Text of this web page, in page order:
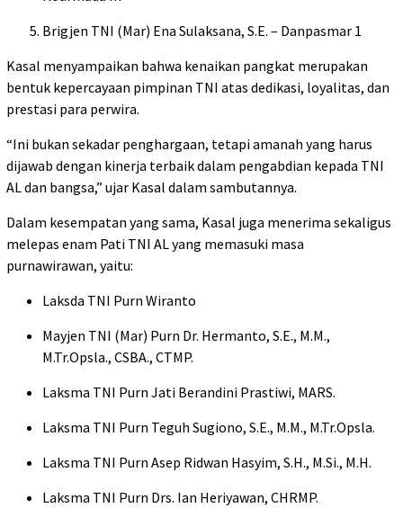
Brigjen TNI (Mar) Ena Sulaksana, S.E. – Danpasmar 1
Kasal menyampaikan bahwa kenaikan pangkat merupakan
bentuk kepercayaan pimpinan TNI atas dedikasi, loyalitas, dan
prestasi para perwira.
“Ini bukan sekadar penghargaan, tetapi amanah yang harus
dijawab dengan kinerja terbaik dalam pengabdian kepada TNI
AL dan bangsa,” ujar Kasal dalam sambutannya.
Dalam kesempatan yang sama, Kasal juga menerima sekaligus
melepas enam Pati TNI AL yang memasuki masa
purnawirawan, yaitu:
Laksda TNI Purn Wiranto
Mayjen TNI (Mar) Purn Dr. Hermanto, S.E., M.M.,
M.Tr.Opsla., CSBA., CTMP.
Laksma TNI Purn Jati Berandini Prastiwi, MARS.
Laksma TNI Purn Teguh Sugiono, S.E., M.M., M.Tr.Opsla.
Laksma TNI Purn Asep Ridwan Hasyim, S.H., M.Si., M.H.
Laksma TNI Purn Drs. Ian Heriyawan, CHRMP.